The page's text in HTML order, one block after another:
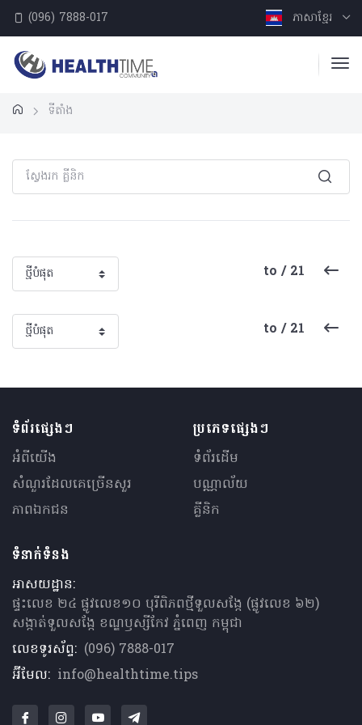
(096) 7888-017 ភាសាខ្មែរ
ទីតាំង
to / 21
to / 21
ទំព័រផ្សេងៗ
អំពីយើង
សំណួរ​ដែលគេ​ច្រើន​សួរ
ភាពឯកជន
ប្រភេទផ្សេងៗ
ទំព័រដើម
បណ្ណាល័យ
គ្លីនិក
ទំនាក់ទំនង
អាសយដ្ឋាន:
ផ្ទះលេខ ២៤ ផ្លូវលេខ១០ បុរីពិភពថ្មីទួលសង្កែ (ផ្លូវលេខ ៦២)
សង្កាត់ទួលសង្កែ ខណ្ឌឫស្សីកែវ ភ្នំពេញ កម្ពុជា
លេខទូរស័ព្ទ: (096) 7888-017
អ៊ីមែល: info@healthtime.tips